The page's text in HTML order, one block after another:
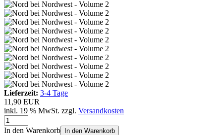
Lieferzeit: 3-4 Tage
11,90 EUR
inkl. 19 % MwSt. zzgl. Versandkosten
In den Warenkorb In den Warenkorb